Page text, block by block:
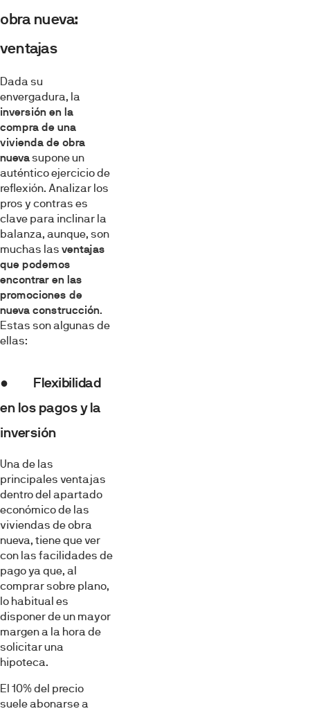
obra nueva:
ventajas
Dada su
envergadura, la
inversión en la
compra de una
vivienda de obra
nuevasupone un
auténtico ejercicio de
reflexión. Analizar los
pros y contras es
clave para inclinar la
balanza, aunque, son
muchas las ventajas
que podemos
encontrar en las
promociones de
nueva construcción.
Estas son algunas de
ellas:
● Flexibilidad
en los pagos y la
inversión
Una de las
principales ventajas
dentro del apartado
económico de las
viviendas de obra
nueva, tiene que ver
con las facilidades de
pago ya que, al
comprar sobre plano,
lo habitual es
disponer de un mayor
margen a la hora de
solicitar una
hipoteca.
El 10% del precio
suele abonarse a